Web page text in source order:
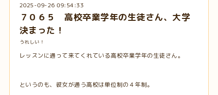
2025-09-26 09:54:33
７０６５ 高校卒業学年の生徒さん、大学
決まった！
うれしい！
レッスンに通って来てくれている高校卒業学年の生徒さん。
というのも、彼女が通う高校は単位制の４年制。